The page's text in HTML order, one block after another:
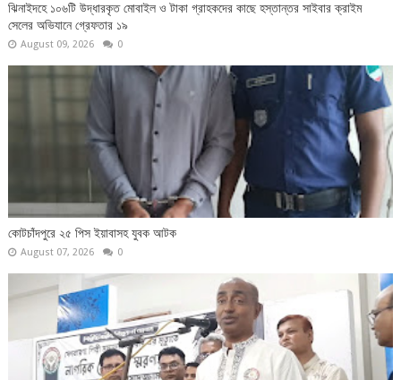
ঝিনাইদহে ১০৬টি উদ্ধারকৃত মোবাইল ও টাকা গ্রাহকদের কাছে হস্তান্তর সাইবার ক্রাইম
সেলের অভিযানে গ্রেফতার ১৯
August 09, 2026 0
কোটচাঁদপুরে ২৫ পিস ইয়াবাসহ যুবক আটক
August 07, 2026 0